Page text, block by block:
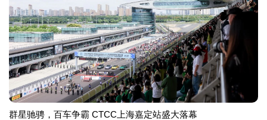
群星驰骋，百车争霸 CTCC上海嘉定站盛大落幕